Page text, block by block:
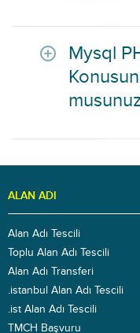
Mysql
ALAN ADI
Alan Adı Tescili
Toplu Alan Adı Tescili
Alan Adı Transferi
.istanbul Alan Adı Tescili
.ist Alan Adı Tescili
TMCH Başvuru